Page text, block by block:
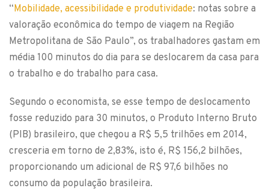
“Mobilidade, acessibilidade e produtividade: notas sobre a
valoração econômica do tempo de viagem na Região
Metropolitana de São Paulo”, os trabalhadores gastam em
média 100 minutos do dia para se deslocarem da casa para
o trabalho e do trabalho para casa.
Segundo o economista, se esse tempo de deslocamento
fosse reduzido para 30 minutos, o Produto Interno Bruto
(PIB) brasileiro, que chegou a R$ 5,5 trilhões em 2014,
cresceria em torno de 2,83%, isto é, R$ 156,2 bilhões,
proporcionando um adicional de R$ 97,6 bilhões no
consumo da população brasileira.